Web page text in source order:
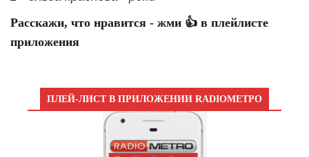
Расскажи, что нравится - жми 👍 в плейлисте
приложения
ПЛЕЙ-ЛИСТ В ПРИЛОЖЕНИИ RADIOМЕТРО